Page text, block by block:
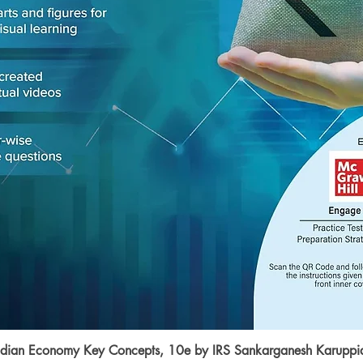
Quick View
Economy Key Concepts, 10e by IRS Sankarganesh